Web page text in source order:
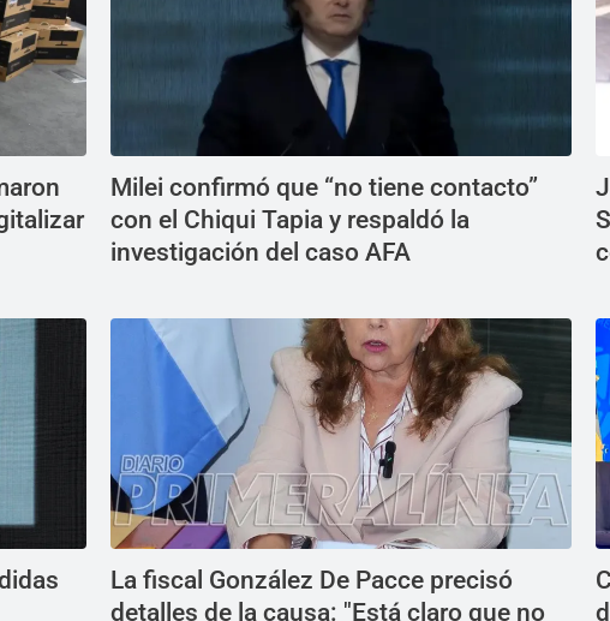
Milei confirmó que “no tiene contacto”
con el Chiqui Tapia y respaldó la
investigación del caso AFA
La fiscal González De Pacce precisó
detalles de la causa: "Está claro que no